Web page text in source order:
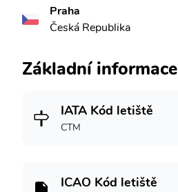
Praha
Česká Republika
Základní informace
IATA Kód letiště
CTM
ICAO Kód letiště